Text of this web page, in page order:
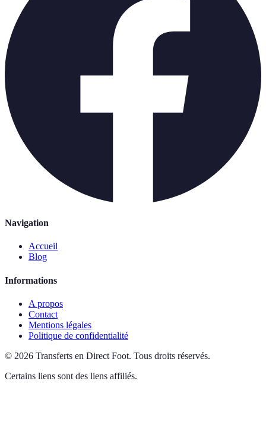
Navigation
Accueil
Blog
Informations
A propos
Contact
Mentions légales
Politique de confidentialité
© 2026 Transferts en Direct Foot. Tous droits réservés.
Certains liens sont des liens affiliés.